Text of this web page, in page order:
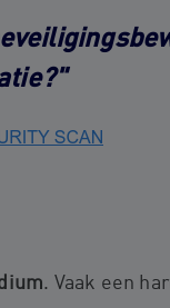
. Vaak een